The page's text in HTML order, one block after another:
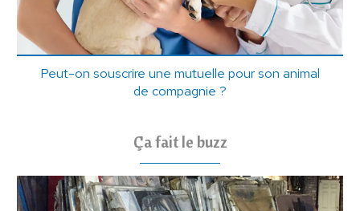
Peut-on souscrire une mutuelle pour son animal
de compagnie ?
Ça fait le buzz